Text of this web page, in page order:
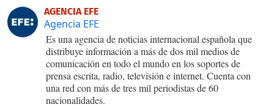
AGENCIA EFE
Agencia EFE
Es una agencia de noticias internacional española que
distribuye información a más de dos mil medios de
comunicación en todo el mundo en los soportes de
prensa escrita, radio, televisión e internet. Cuenta con
una red con más de tres mil periodistas de 60
nacionalidades.